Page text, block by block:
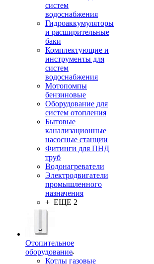
систем
водоснабжения
Гидроаккумуляторы
и расширительные
баки
Комплектующие и
инструменты для
систем
водоснабжения
Мотопомпы
бензиновые
Оборудование для
систем отопления
Бытовые
канализационные
насосные станции
Фитинги для ПНД
труб
Водонагреватели
Электродвигатели
промышленного
назначения
+ ЕЩЕ 2
Отопительное
оборудование
Котлы газовые